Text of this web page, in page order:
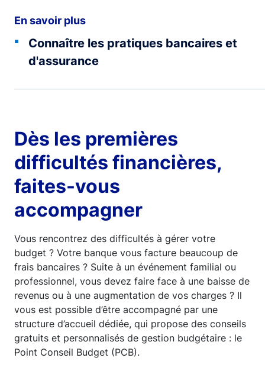
En savoir plus
Connaître les pratiques bancaires et
d'assurance
Dès les premières
difficultés financières,
faites-vous
accompagner
Vous rencontrez des difficultés à gérer votre
budget ? Votre banque vous facture beaucoup de
frais bancaires ? Suite à un événement familial ou
professionnel, vous devez faire face à une baisse de
revenus ou à une augmentation de vos charges ? Il
vous est possible d’être accompagné par une
structure d’accueil dédiée, qui propose des conseils
gratuits et personnalisés de gestion budgétaire : le
Point Conseil Budget (PCB).